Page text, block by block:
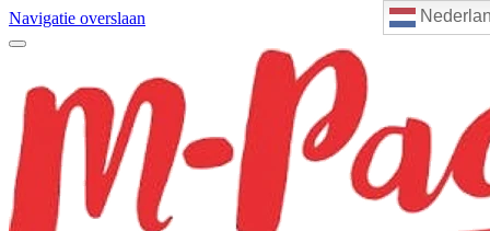
Navigatie overslaan